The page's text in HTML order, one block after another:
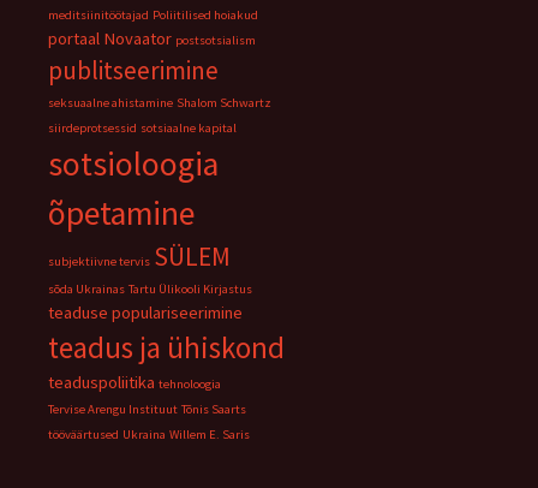
meditsiinitöötajad Poliitilised hoiakud
portaal Novaator postsotsialism
publitseerimine
seksuaalne ahistamine Shalom Schwartz
siirdeprotsessid sotsiaalne kapital
sotsioloogia
õpetamine
subjektiivne tervis SÜLEM
sõda Ukrainas Tartu Ülikooli Kirjastus
teaduse populariseerimine
teadus ja ühiskond
teaduspoliitika tehnoloogia
Tervise Arengu Instituut Tõnis Saarts
tööväärtused Ukraina Willem E. Saris